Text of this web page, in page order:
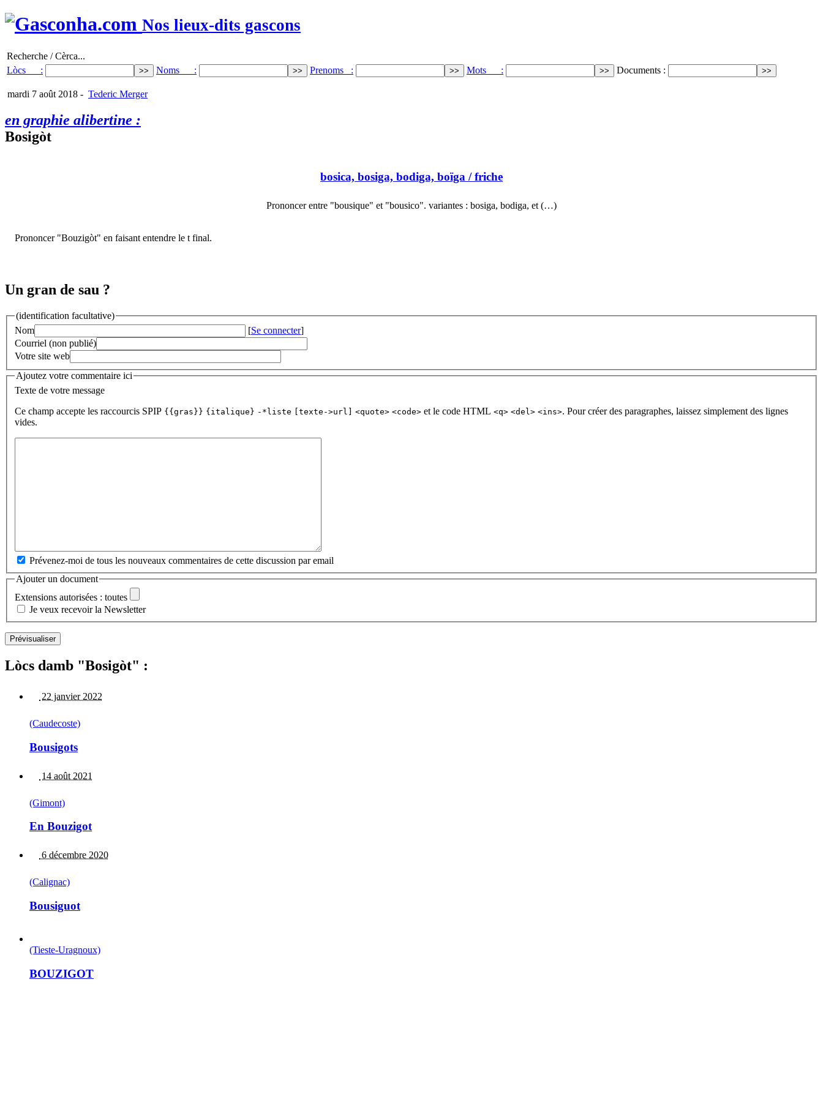
Nos lieux-dits gascons
Recherche / Cèrca...
Lòcs :
Noms : Prenoms : Mots : Documents :
mardi 7 août 2018 - Tederic Merger
en graphie alibertine :
Bosigòt
bosica, bosiga, bodiga, boïga / friche
Prononcer entre "bousique" et "bousico". variantes : bosiga, bodiga, et (…)
Prononcer "Bouzigòt" en faisant entendre le t final.
Un gran de sau ?
(identification facultative)
Nom
[Se connecter]
Courriel (non publié)
Votre site web
Ajoutez votre commentaire ici
Texte de votre message
Ce champ accepte les raccourcis SPIP {{gras}} {italique} -*liste [texte->url] <quote> <code> et le code HTML <q> <del> <ins>. Pour créer des paragraphes, laissez simplement des lignes
vides.
Prévenez-moi de tous les nouveaux commentaires de cette discussion par email
Ajouter un document
Extensions autorisées : toutes
Je veux recevoir la Newsletter
Lòcs damb "Bosigòt" :
22 janvier 2022
(Caudecoste)
Bousigots
14 août 2021
(Gimont)
En Bouzigot
6 décembre 2020
(Calignac)
Bousiguot
(Tieste-Uragnoux)
BOUZIGOT